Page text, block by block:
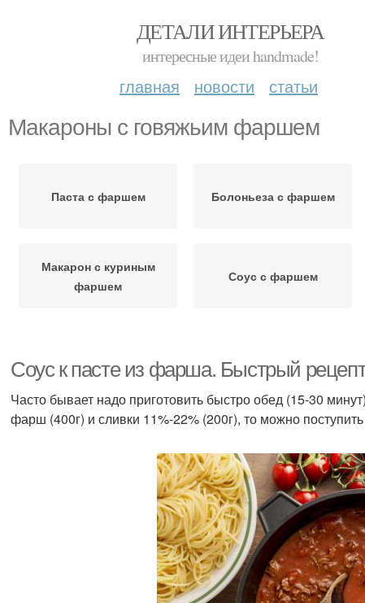
ДЕТАЛИ ИНТЕРЬЕРА
интересные идеи handmade!
главная новости статьи
Макароны с говяжьим фаршем
Паста с фаршем Болоньеза с фаршем
Макарон с куриным
фаршем
Соус с фаршем
Соус к пасте из фарша. Быстрый
Часто бывает надо приготовить быстро обед (15-30
фарш (400г) и сливки 11%-22% (200г), то можно